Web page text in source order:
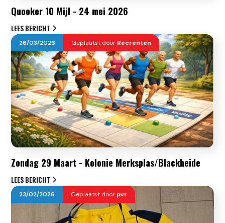
Quooker 10 Mijl - 24 mei 2026
LEES BERICHT
26/03/2026 Geplaatst door Recrenten
Zondag 29 Maart - Kolonie Merksplas/Blackheide
LEES BERICHT
23/02/2026 Geplaatst door pvr